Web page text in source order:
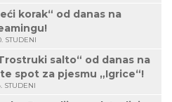
korak“ od danas na
STUDENI
salto“ od danas na
spot za pjesmu „Igrice“!
STUDENI